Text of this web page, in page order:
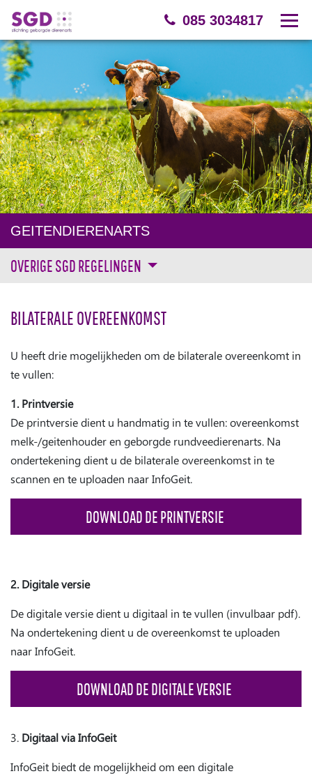
085 3034817
GEITENDIERENARTS
OVERIGE SGD REGELINGEN
BILATERALE OVEREENKOMST
U heeft drie mogelijkheden om de bilaterale overeenkomt in
te vullen:
1. Printversie
De printversie dient u handmatig in te vullen: overeenkomst
melk-/geitenhouder en geborgde rundveedierenarts. Na
ondertekening dient u de bilaterale overeenkomst in te
scannen en te uploaden naar InfoGeit.
DOWNLOAD DE PRINTVERSIE
2. Digitale versie
De digitale versie dient u digitaal in te vullen (invulbaar pdf).
Na ondertekening dient u de overeenkomst te uploaden
naar InfoGeit.
DOWNLOAD DE DIGITALE VERSIE
3. Digitaal via InfoGeit
InfoGeit biedt de mogelijkheid om een digitale